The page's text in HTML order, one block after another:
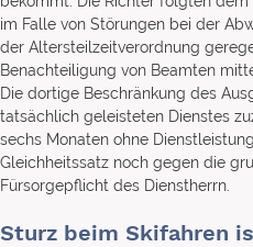
im Falle von Störungen bei der
der Altersteilzeitverordnung
Benachteiligung von Beamten
Die dortige Beschränkung des
tatsächlich geleisteten Dienstes
sechs Monaten ohne
Gleichheitssatz noch gegen die
Fürsorgepflicht des Dienstherrn.
Sturz beim Skifahren